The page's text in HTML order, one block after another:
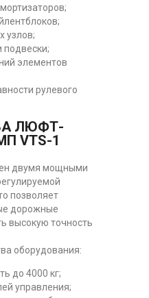
узлов;
подвески;
элементов
рулевого
ЛЮФТ-
VTS-1
двумя мощными
позволяет
дорожные
высокую точность
оборудования:
до 4000 кг;
управления;